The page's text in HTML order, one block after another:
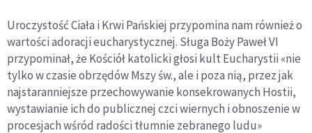
Uroczystość Ciała i Krwi Pańskiej przypomina nam również o
wartości adoracji eucharystycznej. Sługa Boży Paweł VI
przypominał, że Kościół katolicki głosi kult Eucharystii «nie
tylko w czasie obrzędów Mszy św., ale i poza nią, przez jak
najstaranniejsze przechowywanie konsekrowanych Hostii,
wystawianie ich do publicznej czci wiernych i obnoszenie w
procesjach wśród radości tłumnie zebranego ludu»